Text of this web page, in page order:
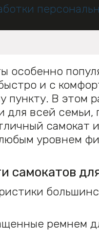
особенно
и с
пункту. В этом
для всей семьи,
самокат
уровнем
самокатов
ремнем